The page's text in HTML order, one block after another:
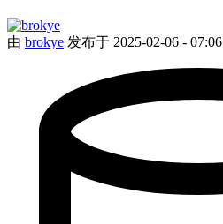
由 brokye 发布于 2025-02-06 - 07:06